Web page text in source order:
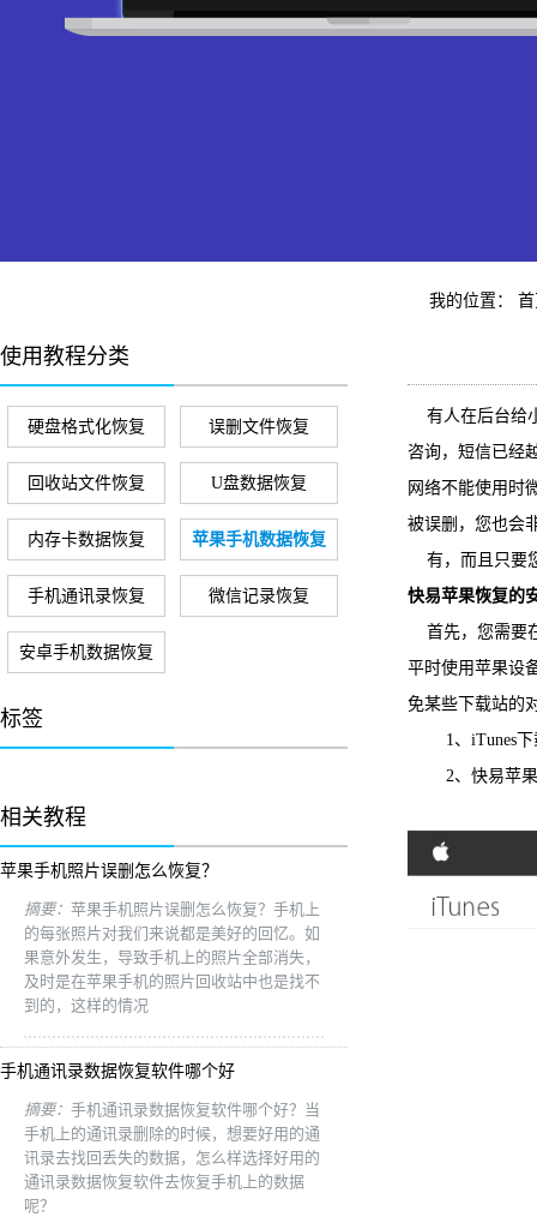
我的位置：
使用教程分类
硬盘格式化恢复 误删文件恢复
回收站文件恢复 U盘数据恢复
内存卡数据恢复 苹果手机数据恢复
手机通讯录恢复 微信记录恢复
安卓手机数据恢复
标签
相关教程
苹果手机照片误删怎么恢复？
摘要： 苹果手机照片误删怎么恢复？手机上
的每张照片对我们来说都是美好的回忆。如
果意外发生，导致手机上的照片全部消失，
及时是在苹果手机的照片回收站中也是找不
到的，这样的情况
手机通讯录数据恢复软件哪个好
摘要： 手机通讯录数据恢复软件哪个好？当
手机上的通讯录删除的时候，想要好用的通
讯录去找回丢失的数据，怎么样选择好用的
通讯录数据恢复软件去恢复手机上的数据
呢？
有人在后台给
咨询，短信已经
网络不能使用时
被误删，您也会
有，而且只要
快易苹果恢复的
首先，您需要
平时使用苹果设
免某些下载站的
1、iTunes下
2、快易苹果